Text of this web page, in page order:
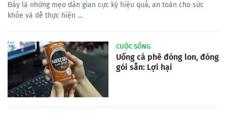
Đây là những mẹo dân gian cực kỳ hiệu quả, an toàn cho sức
khỏe và dễ thực hiện …
CUỘC SỐNG
Uống cà phê đóng lon, đóng
gói sẵn: Lợi hại